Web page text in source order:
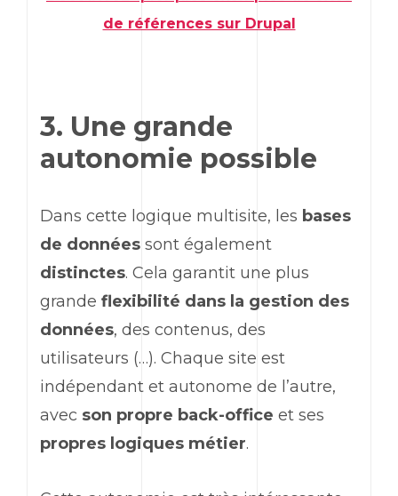
de références sur Drupal
3. Une grande
autonomie possible
Dans cette logique multisite, les bases
de données sont également
distinctes. Cela garantit une plus
grande flexibilité dans la gestion des
données, des contenus, des
utilisateurs (…). Chaque site est
indépendant et autonome de l’autre,
avec son propre back-office et ses
propres logiques métier.